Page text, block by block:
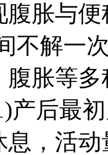
腹胀与
不解一
腹胀等
产后最
息，活